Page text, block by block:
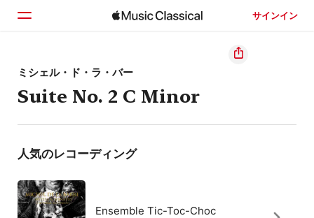
サインイン
ホーム
見つける
検索
ミシェル・ド・ラ・バー
Suite No. 2 C Minor
人気のレコーディング
Ensemble Tic-Toc-Choc